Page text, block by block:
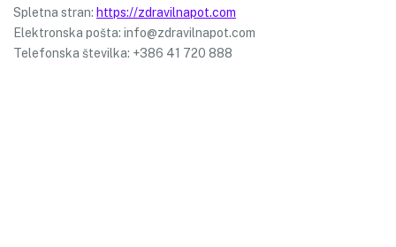
Spletna stran: https://zdravilnapot.com
Elektronska pošta: info@zdravilnapot.com
Telefonska številka: +386 41 720 888